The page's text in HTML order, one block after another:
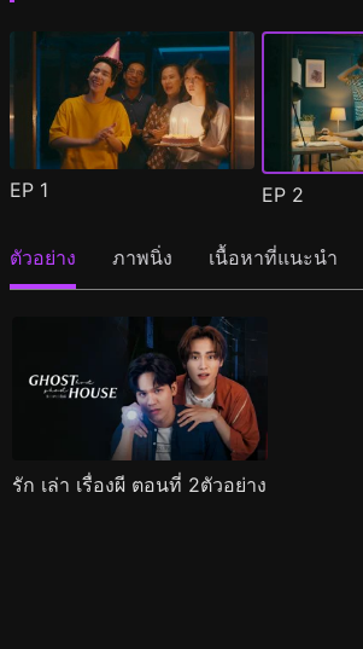
EP 1 EP 2
ตัวอย่าง ภาพนิ่ง เนื้อหาที่แนะนำ
รัก เล่า เรื่องผี ตอนที่ 2ตัวอย่าง